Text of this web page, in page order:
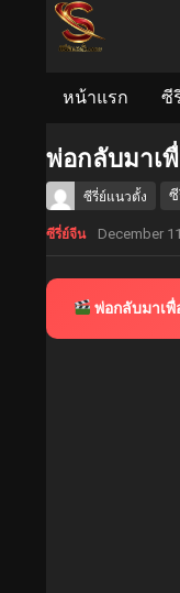
หน้าแรก ซี
พ่อกลับมาเ
ซีรี่ย์แนวตั้ง
ซีรี่ย์จีน December
พ่อกลับมาเ